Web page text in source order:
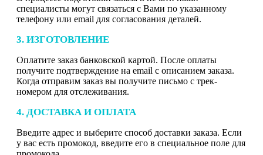
специалисты могут связаться с Вами по указанному
телефону или email для согласования деталей.
3. ИЗГОТОВЛЕНИЕ
Оплатите заказ банковской картой. После оплаты
получите подтверждение на email с описанием заказа.
Когда отправим заказ вы получите письмо с трек-
номером для отслеживания.
4. ДОСТАВКА И ОПЛАТА
Введите адрес и выберите способ доставки заказа. Если
у вас есть промокод, введите его в специальное поле для